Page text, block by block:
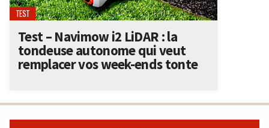
TEST
Test – Navimow i2 LiDAR : la
tondeuse autonome qui veut
remplacer vos week-ends tonte